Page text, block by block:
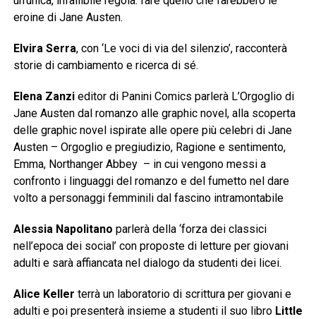
eroine di Jane Austen.
Elvira Serra, con ‘Le voci di via del silenzio’, racconterà
storie di cambiamento e ricerca di sé.
Elena Zanzieditor di Panini Comics parlerà L’Orgoglio di
Jane Austen dal romanzo alle graphic novel, alla scoperta
delle graphic novel ispirate alle opere più celebri di Jane
Austen – Orgoglio e pregiudizio, Ragione e sentimento,
Emma, Northanger Abbey – in cui vengono messi a
confronto i linguaggi del romanzo e del fumetto nel dare
volto a personaggi femminili dal fascino intramontabile
Alessia Napolitano parlerà della ‘forza dei classici
nell’epoca dei social’ con proposte di letture per giovani
adulti e sarà affiancata nel dialogo da studenti dei licei.
Alice Keller terrà un laboratorio di scrittura per giovani e
adulti e poi presenterà insieme a studenti il suo libro Little